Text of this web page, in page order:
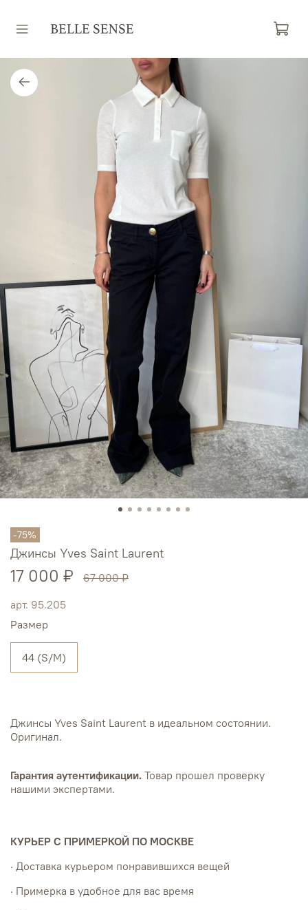
-75%
арт. 95.205
Джинсы Yves Saint Laurent
17 000 ₽ 67 000 ₽
Размер
44 (S/M)
Джинсы Yves Saint Laurent в идеальном состоянии.
Оригинал.
Гарантия аутентификации. Товар прошел проверку
нашими экспертами.
КУРЬЕР С ПРИМЕРКОЙ ПО МОСКВЕ
· Доставка курьером понравившихся вещей
· Примерка в удобное для вас время